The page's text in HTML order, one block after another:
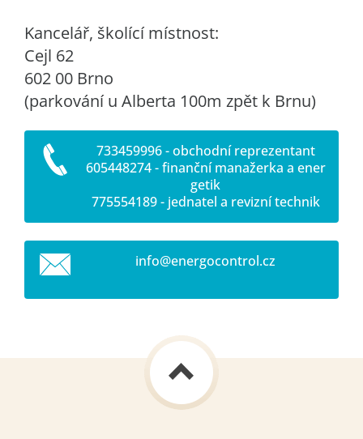
Kancelář, školící místnost:
Cejl 62
602 00 Brno
(parkování u Alberta 100m zpět k Brnu)
733459996 - obchodní reprezentant
605448274 - finanční manažerka a ener
getik
775554189 - jednatel a revizní technik
info@energocontrol.cz